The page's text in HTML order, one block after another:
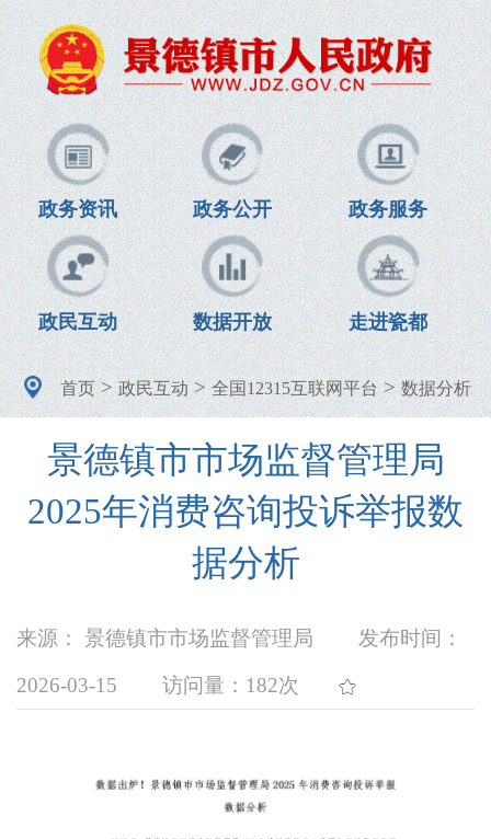
政务资讯 政务公开 政务服务
政民互动 数据开放 走进瓷都
首页>政民互动>全国12315互联网平台>数据分析
景德镇市市场监督管理局
2025年消费咨询投诉举报数
据分析
来源： 景德镇市市场监督管理局 发布时间：
2026-03-15 访问量： 182次